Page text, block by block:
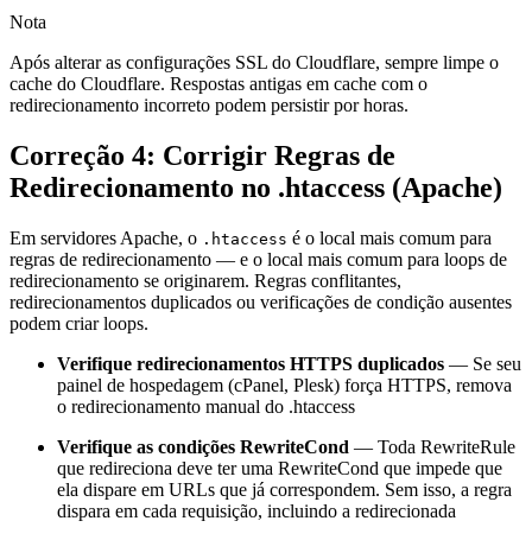
Nota
Após alterar as configurações SSL do Cloudflare, sempre limpe o
cache do Cloudflare. Respostas antigas em cache com o
redirecionamento incorreto podem persistir por horas.
Correção 4: Corrigir Regras de
Redirecionamento no .htaccess (Apache)
Em servidores Apache, o .htaccess é o local mais comum para
regras de redirecionamento — e o local mais comum para loops de
redirecionamento se originarem. Regras conflitantes,
redirecionamentos duplicados ou verificações de condição ausentes
podem criar loops.
Verifique redirecionamentos HTTPS duplicados — Se seu
painel de hospedagem (cPanel, Plesk) força HTTPS, remova
o redirecionamento manual do .htaccess
Verifique as condições RewriteCond — Toda RewriteRule
que redireciona deve ter uma RewriteCond que impede que
ela dispare em URLs que já correspondem. Sem isso, a regra
dispara em cada requisição, incluindo a redirecionada